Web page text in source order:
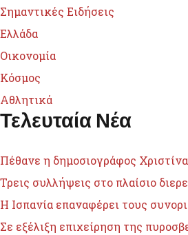
Σημαντικές Ειδήσεις
Ελλάδα
Οικονομία
Κόσμος
Αθλητικά
Τελευταία Νέα
Πέθανε η δημοσιογράφος
Τρεις συλλήψεις στο πλαίσιο
H Ισπανία επαναφέρει τους
Σε εξέλιξη επιχείρηση της